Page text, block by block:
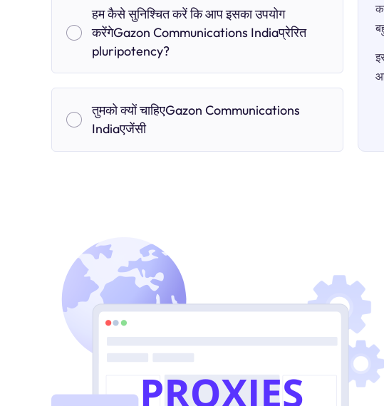
हम कैसे सुनिश्चित करें कि आप इसका उपयोग
करेंगेGazon Communications Indiaप्रेरित
pluripotency?
तुमको क्यों चाहिएGazon Communications
Indiaएजेंसी